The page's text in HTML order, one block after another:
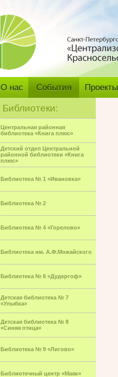
О нас События Проекты
Библиотеки:
Центральная районная
библиотека «Книга плюс»
Детский отдел Центральной
районной библиотеки «Книга
плюс»
Библиотека № 1 «Ивановка»
Библиотека № 2
Библиотека № 4 «Горелово»
Библиотека им. А.Ф.Можайского
Библиотека № 6 «Дудергоф»
Детская библиотека № 7
«Улыбка»
Детская библиотека № 8
«Синяя птица»
Библиотека № 9 «Лигово»
Библиотечный центр «Маяк»